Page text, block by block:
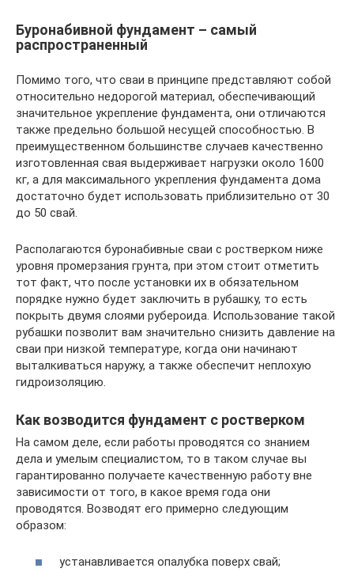
Буронабивной фундамент – самый
распространенный
Помимо того, что сваи в принципе представляют собой
относительно недорогой материал, обеспечивающий
значительное укрепление фундамента, они отличаются
также предельно большой несущей способностью. В
преимущественном большинстве случаев качественно
изготовленная свая выдерживает нагрузки около 1600
кг, а для максимального укрепления фундамента дома
достаточно будет использовать приблизительно от 30
до 50 свай.
Располагаются буронабивные сваи с ростверком ниже
уровня промерзания грунта, при этом стоит отметить
тот факт, что после установки их в обязательном
порядке нужно будет заключить в рубашку, то есть
покрыть двумя слоями рубероида. Использование такой
рубашки позволит вам значительно снизить давление на
сваи при низкой температуре, когда они начинают
выталкиваться наружу, а также обеспечит неплохую
гидроизоляцию.
Как возводится фундамент с ростверком
На самом деле, если работы проводятся со знанием
дела и умелым специалистом, то в таком случае вы
гарантированно получаете качественную работу вне
зависимости от того, в какое время года они
проводятся. Возводят его примерно следующим
образом:
устанавливается опалубка поверх свай;